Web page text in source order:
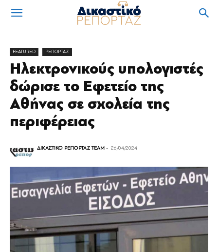
FEATURED ΡΕΠΟΡΤΑΖ
Ηλεκτρονικούς υπολογιστές
δώρισε το Εφετείο της
Αθήνας σε σχολεία της
περιφέρειας
ΔΙΚΑΣΤΙΚΟ ΡΕΠΟΡΤΑΖ TEAM - 26/04/2024